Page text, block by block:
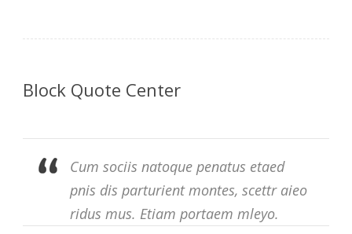
Block Quote Center
Cum sociis natoque penatus etaed
pnis dis parturient montes, scettr aieo
ridus mus. Etiam portaem mleyo.